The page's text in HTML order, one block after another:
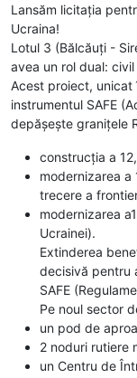
Lansăm licitația
Ucraina!
Lotul 3 (Bălcăuți -
avea un rol dual: civil
Acest proiect, unicat
instrumentul SAFE
depășește granițele
construcția a
modernizarea
trecere a
modernizarea
Ucrainei).
Extinderea
decisivă pentru
SAFE
Pe noul sector
un pod de
2 noduri rutiere
un Centru de